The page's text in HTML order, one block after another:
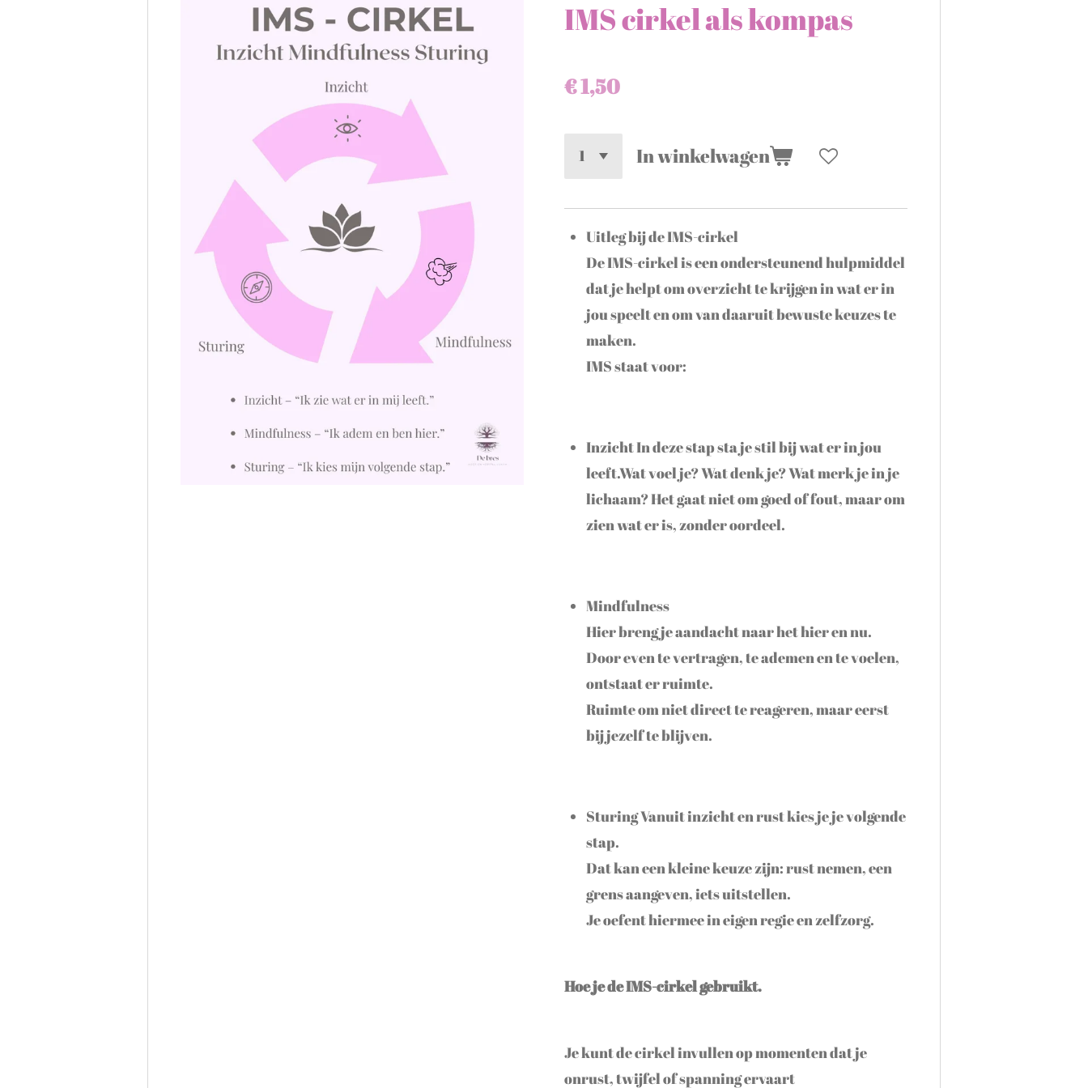
IMS cirkel als kompas
€ 1,50
In winkelwagen
Uitleg bij de IMS-cirkel
De IMS-cirkel is een ondersteunend hulpmiddel
dat je helpt om overzicht te krijgen in wat er in
jou speelt en om van daaruit bewuste keuzes te
maken.
IMS staat voor:
Inzicht In deze stap sta je stil bij wat er in jou
leeft.Wat voel je? Wat denk je? Wat merk je in je
lichaam? Het gaat niet om goed of fout, maar om
zien wat er is, zonder oordeel.
Mindfulness
Hier breng je aandacht naar het hier en nu.
Door even te vertragen, te ademen en te voelen,
ontstaat er ruimte.
Ruimte om niet direct te reageren, maar eerst
bij jezelf te blijven.
Sturing Vanuit inzicht en rust kies je je volgende
stap.
Dat kan een kleine keuze zijn: rust nemen, een
grens aangeven, iets uitstellen.
Je oefent hiermee in eigen regie en zelfzorg.
Hoe je de IMS-cirkel gebruikt.
Je kunt de cirkel invullen op momenten dat je
onrust, twijfel of spanning ervaart